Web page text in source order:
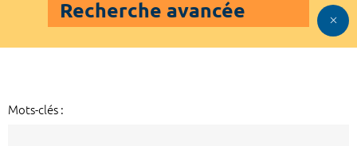
Recherche avancée
Mots-clés :